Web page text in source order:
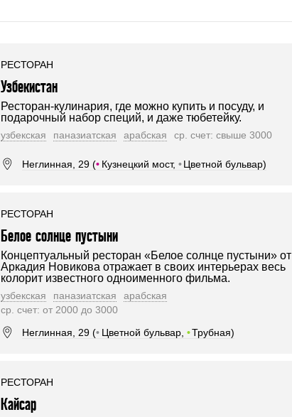
РЕСТОРАН
Узбекистан
Ресторан-кулинария, где можно купить и посуду, и
подарочный набор специй, и даже тюбетейку.
узбекская паназиатская арабская ср. счет: свыше 3000
Неглинная, 29 (• Кузнецкий мост, • Цветной бульвар)
РЕСТОРАН
Белое солнце пустыни
Концептуальный ресторан «Белое солнце пустыни» от
Аркадия Новикова отражает в своих интерьерах весь
колорит известного одноименного фильма.
узбекская паназиатская
арабская
ср. счет: от 2000 до 3000
Неглинная, 29 (• Цветной бульвар, •Трубная)
РЕСТОРАН
Кайсар